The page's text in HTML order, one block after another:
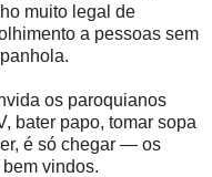
muito legal de
a pessoas sem
os paroquianos
bater papo, tomar sopa
é só chegar — os
vindos.